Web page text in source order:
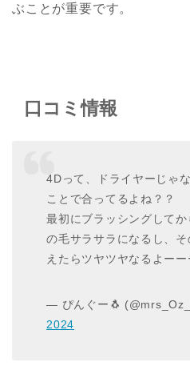
ぶことが重要です。
口コミ情報
4Dって、ドライヤーじゃ
ことで合ってるよね？？
最初にブラッシングして
の毛サラサラになるし、
えたらツヤツヤなるよーー
— ぴんぐー🐧
2024